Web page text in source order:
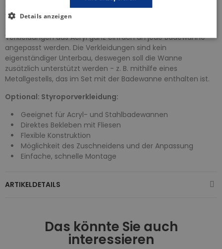
Optional: Acrylschürze- dank der speziellen Konstruktion,
Verwendung von Materialien von der Spitzenqualität und
Verkleidungen aus Acryl ganz einfach an jede Badewanne
angepasst werden. Die Verkleidungen sind kein
eigenständiger Unterbau, deswegen soll die Wanne
zusätzlich unterstützt werden - z. B. mithilfe eines
Metallgestells, das im Set mit der Badewanne enthalten ist.
Optional: Styroporverkleidung:
Geeignet für Acryl- und Stahlbadewannen
Direktes Bekleben mit Fliesen
Flexible Konstruktion
Möglichkeit des Zuschneidens und der Anpassung
Einfache, schnelle Montage
ARTIKELDETAILS
Das könnte Sie auch
interessieren
Details anzeigen